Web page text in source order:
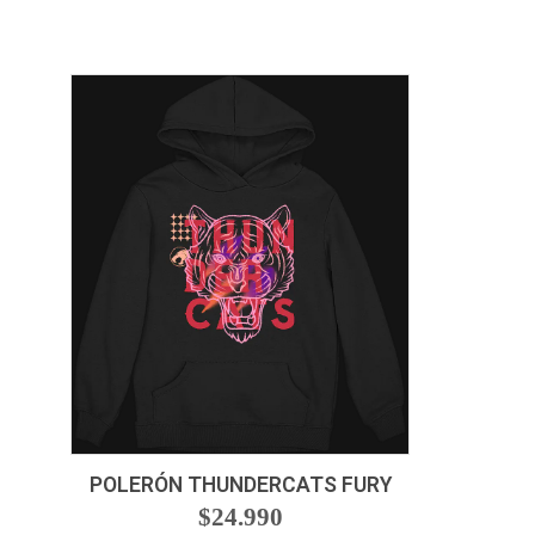
POLERÓN THUNDERCATS FURY
$24.990